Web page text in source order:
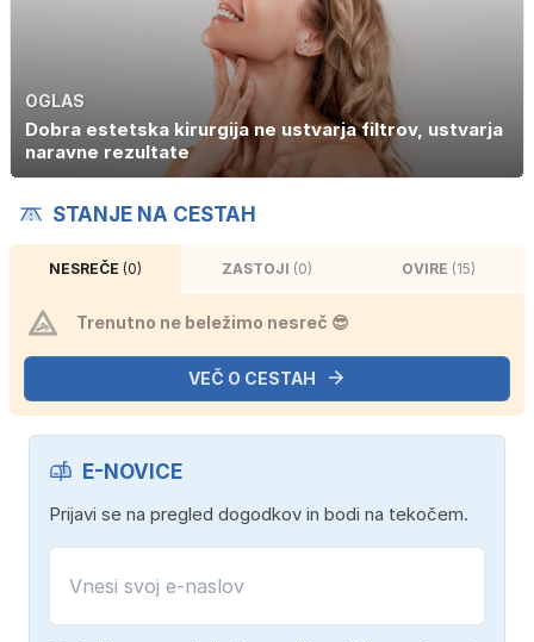
OGLAS
Dobra estetska kirurgija ne ustvarja filtrov, ustvarja
naravne rezultate
STANJE NA CESTAH
NESREČE (0) ZASTOJI (0) OVIRE (15)
Trenutno ne beležimo nesreč 😎
VEČ O CESTAH
E-NOVICE
Prijavi se na pregled dogodkov in bodi na tekočem.